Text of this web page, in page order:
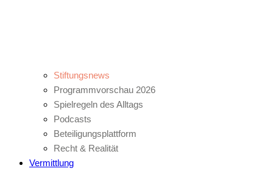
Stiftungsnews
Programmvorschau 2026
Spielregeln des Alltags
Podcasts
Beteiligungsplattform
Recht & Realität
Vermittlung